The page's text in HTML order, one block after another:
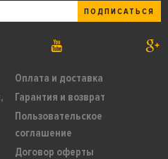
Оплата и доставка
Гарантия и возврат
Пользовательское
соглашение
Договор оферты
ПОДПИСАТЬСЯ